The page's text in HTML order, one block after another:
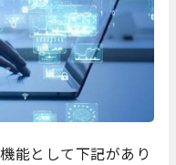
能として下記があり